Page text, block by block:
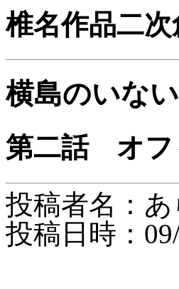
椎名作品二
横島のいな
第二話 オフ
投稿者名：
投稿日時：